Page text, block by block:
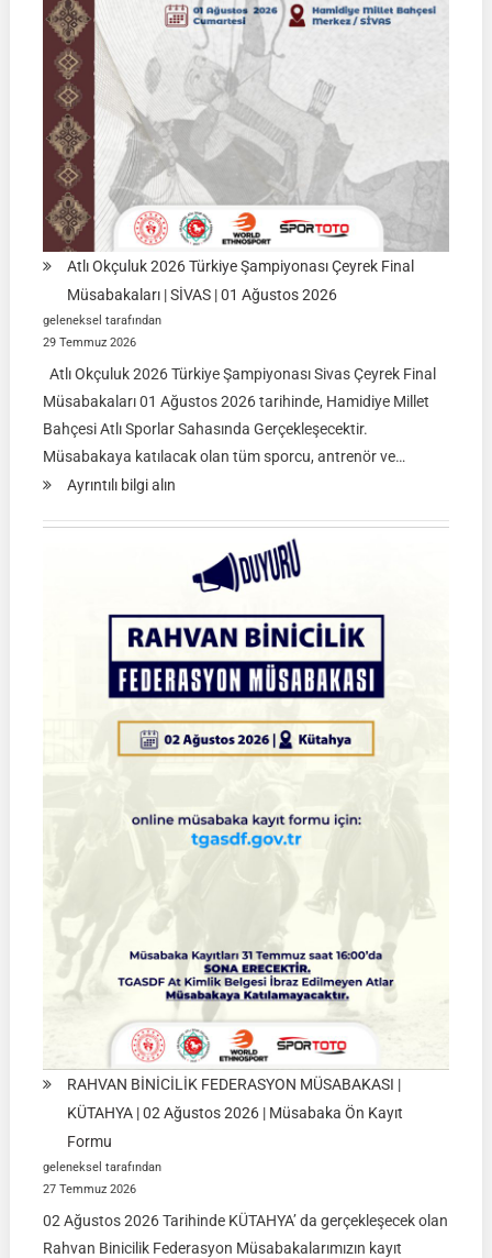
İSİM
LİSTELERİ
Atlı Okçuluk 2026 Türkiye Şampiyonası Çeyrek Final
Müsabakaları | SİVAS | 01 Ağustos 2026
geleneksel tarafından
29 Temmuz 2026
Atlı Okçuluk 2026 Türkiye Şampiyonası Sivas Çeyrek Final
Müsabakaları 01 Ağustos 2026 tarihinde, Hamidiye Millet
Bahçesi Atlı Sporlar Sahasında Gerçekleşecektir.
Müsabakaya katılacak olan tüm sporcu, antrenör ve…
Ayrıntılı bilgi alın:
2026
Türkiye
Şampiyonası
Çeyrek
Final
|
01
RAHVAN BİNİCİLİK FEDERASYON MÜSABAKASI |
KÜTAHYA | 02 Ağustos 2026 | Müsabaka Ön Kayıt
Formu
geleneksel tarafından
27 Temmuz 2026
02 Ağustos 2026 Tarihinde KÜTAHYA’ da gerçekleşecek olan
Rahvan Binicilik Federasyon Müsabakalarımızın kayıt